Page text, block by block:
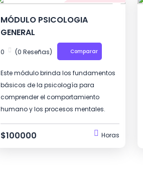
MÓDULO PSICOLOGIA
GENERAL
0 (0 Reseñas) Comparar
Este módulo brinda los fundamentos
básicos de la psicología para
comprender el comportamiento
humano y los procesos mentales.
$100000 Horas